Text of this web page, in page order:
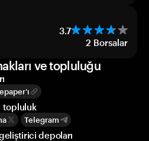
3.7
2 Borsalar
ve topluluğu
topluluk
Telegram
depoları